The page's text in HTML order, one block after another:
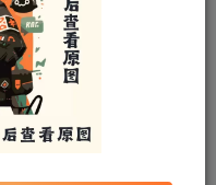
v1.0 机翻汉化版
2026年05月20日